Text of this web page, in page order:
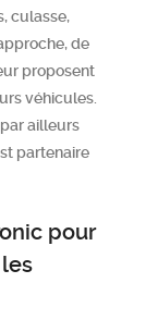
culasse,
de
proposent
véhicules.
ailleurs
partenaire
pour